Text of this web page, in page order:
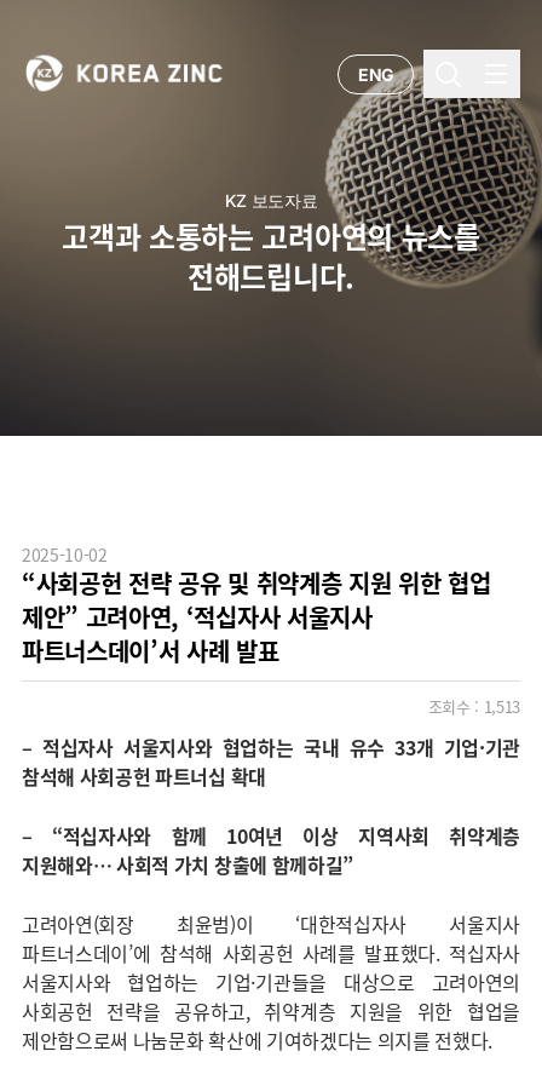
ENG
KZ 보도자료
고객과 소통하는 고려아연의 뉴스를
전해드립니다.
“사회공헌 전략 공유 및 취약계층 지원 위한 협업
제안” 고려아연, ‘적십자사 서울지사
파트너스데이’서 사례 발표
2025-10-02
조회수 : 1,513
–적십자사 서울지사와 협업하는 국내 유수 33개 기업·기관
참석해 사회공헌 파트너십 확대
– “적십자사와 함께 10여년 이상 지역사회 취약계층
지원해와… 사회적 가치 창출에 함께하길”
고려아연(회장 최윤범)이 ‘대한적십자사 서울지사
파트너스데이’에 참석해 사회공헌 사례를 발표했다. 적십자사
서울지사와 협업하는 기업·기관들을 대상으로 고려아연의
사회공헌 전략을 공유하고, 취약계층 지원을 위한 협업을
제안함으로써 나눔문화 확산에 기여하겠다는 의지를 전했다.